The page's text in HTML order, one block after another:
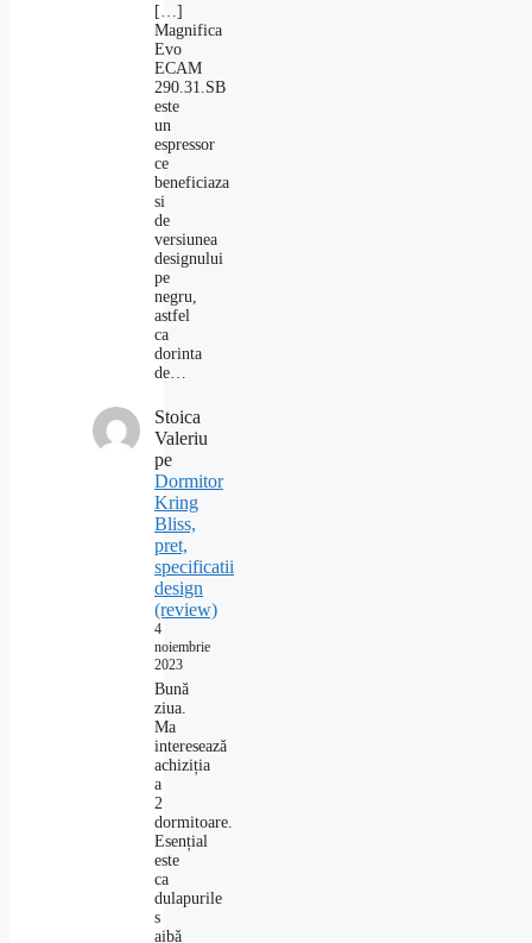
[…]
Magnifica
Evo
ECAM
290.31.SB
este
un
espressor
ce
beneficiaza
si
de
versiunea
designului
pe
negru,
astfel
ca
dorinta
de…
Stoica
Valeriu
pe
Dormitor
Kring
Bliss,
pret,
specificatii
design
(review)
4
noiembrie
2023
Bună
ziua.
Ma
interesează
achiziția
a
2
dormitoare.
Esențial
este
ca
dulapurile
s
aibă